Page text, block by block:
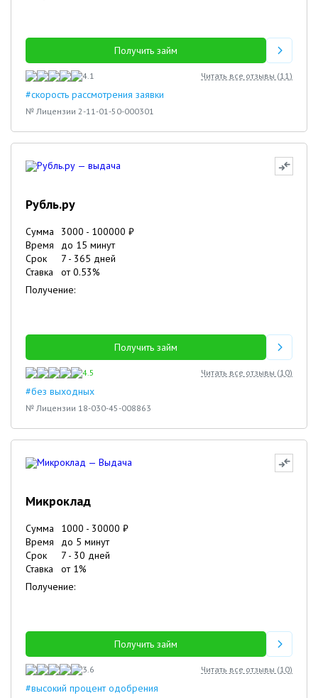
Получить займ
4.1 Читать все отзывы (11)
#скорость рассмотрения заявки
№ Лицензии 2-11-01-50-000301
Рубль.ру
Сумма 3000 - 100000 ₽
Время
до 15 минут
Срок
7 - 365 дней
Ставка
от0.53%
Получение:
Получить займ
4.5 Читать все отзывы (10)
#без выходных
№ Лицензии 18-030-45-008863
Микроклад
Сумма 1000 - 30000 ₽
Время
до 5 минут
Срок
7 - 30 дней
Ставка
от 1%
Получение:
Получить займ
3.6 Читать все отзывы (10)
#высокий процент одобрения